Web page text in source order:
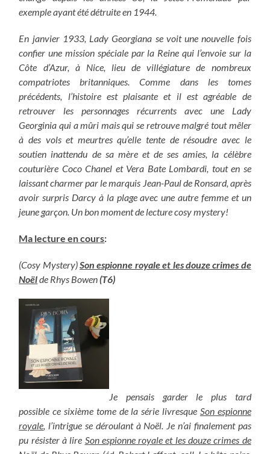
exemple ayant été détruite en 1944.
En janvier 1933, Lady Georgiana se voit une nouvelle fois
confier une mission spéciale par la Reine qui l’envoie sur la
Côte d’Azur, à Nice, lieu de villégiature de nombreux
compatriotes britanniques. Comme dans les tomes
précédents, l’histoire est plaisante et il est agréable de
retrouver les personnages récurrents avec une Lady
Georginia qui a mûri mais qui se retrouve malgré tout mêler
à des vols et meurtres qu’elle tente de résoudre avec le
soutien inattendu de sa mère et de ses amies, la célèbre
couturière Coco Chanel et Vera Bate Lombardi, tout en se
laissant charmer par le marquis Jean-Paul de Ronsard, après
avoir surpris Darcy à la plage avec une autre femme et un
jeune garçon. Un bon moment de lecture cosy mystery!
Ma lecture en cours:
(Cosy Mystery)Son espionne royale et les douze crimes de
Noëlde Rhys Bowen(T6)
Je pensais garder le plus tard
possible ce sixième tome de la série livresque Son espionne
royale, l’intrigue se déroulant à Noël. Je n’ai finalement pas
pu résister à lire Son espionne royale et les douze crimes de